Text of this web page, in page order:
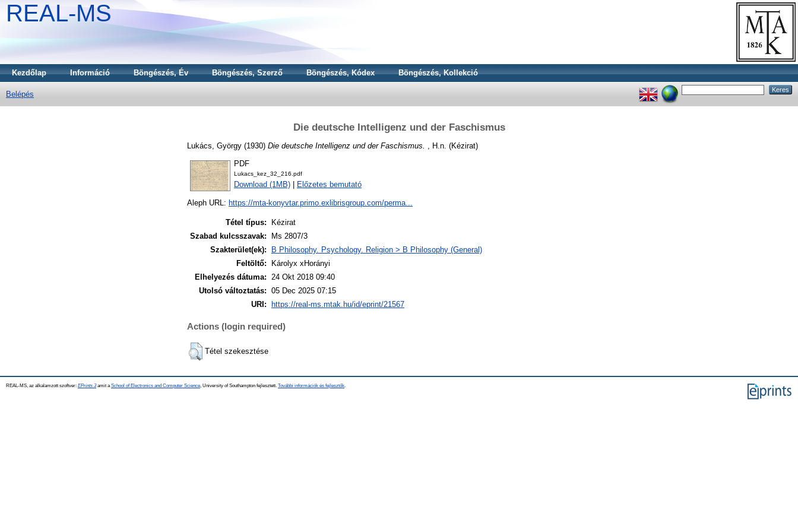
REAL-MS
Kezdőlap Információ Böngészés, Év Böngészés, Szerző Böngészés, Kódex Böngészés, Kollekció
Belépés
Die deutsche Intelligenz und der Faschismus
Lukács, György (1930) Die deutsche Intelligenz und der Faschismus. , H.n. (Kézirat)
PDF
Lukacs_kez_32_216.pdf
Download (1MB) Előzetes bemutató
Aleph URL: https://mta-konyvtar.primo.exlibrisgroup.com/perma...
Tétel típus:
Kézirat
Szabad kulcsszavak:
Ms 2807/3
Szakterület(ek):
B Philosophy. Psychology. Religion > B Philosophy (General)
Feltöltő:
Károlyx xHorányi
Elhelyezés dátuma: 24 Okt 2018 09:40
Utolsó változtatás: 05 Dec 2025 07:15
URI:
https://real-ms.mtak.hu/id/eprint/21567
Actions (login required)
Tétel szekesztése
REAL-MS, az alkalamzott szoftver: EPrints 3amit a School of Electronics and Computer Science , University of Southampton fejlesztett. További információk és fejlesztők